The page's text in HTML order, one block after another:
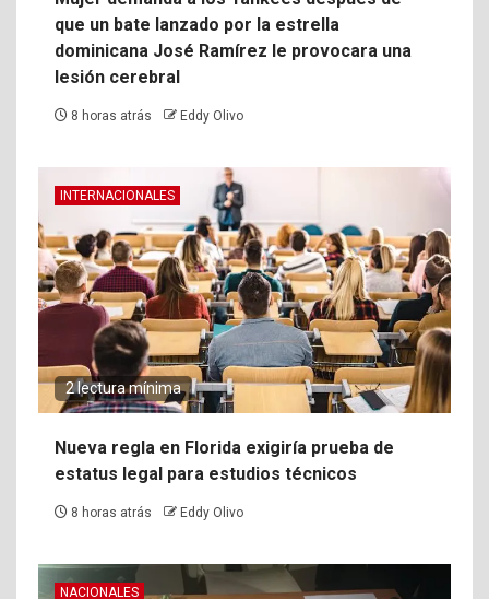
que un bate lanzado por la estrella
dominicana José Ramírez le provocara una
lesión cerebral
8 horas atrás Eddy Olivo
INTERNACIONALES
2 lectura mínima
Nueva regla en Florida exigiría prueba de
estatus legal para estudios técnicos
8 horas atrás Eddy Olivo
NACIONALES